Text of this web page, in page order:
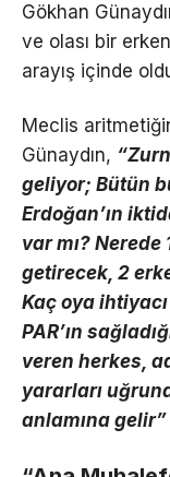
Gökhan
ve olası bir
arayış içinde
Meclis
Günaydın,
geliyor; Bütün
Erdoğan’ın
var mı?
getirecek, 2
Kaç oya
PAR’ın
veren herkes,
yararları
anlamına gelir”